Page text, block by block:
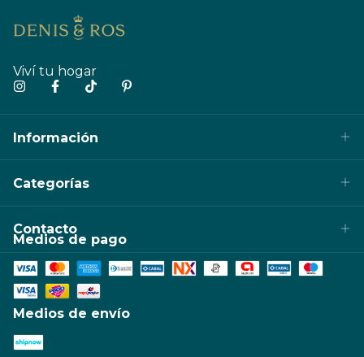
Viví tu hogar
Información
Categorías
Contacto
Medios de pago
Medios de envío